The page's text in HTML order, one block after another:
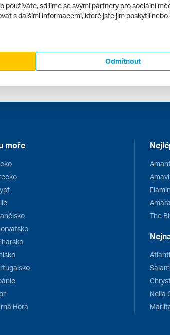
moře
Hora
The
Nelia
používáte, sdílíme se svými partnery pro sociální
s dalšími informacemi, které jste jim poskytli nebo
Odmítnout